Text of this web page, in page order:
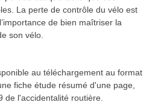
La perte de contrôle du vélo est
de bien maîtriser la
son vélo.
au téléchargement au format
fiche étude résumé d'une page,
de l'accidentalité routière.